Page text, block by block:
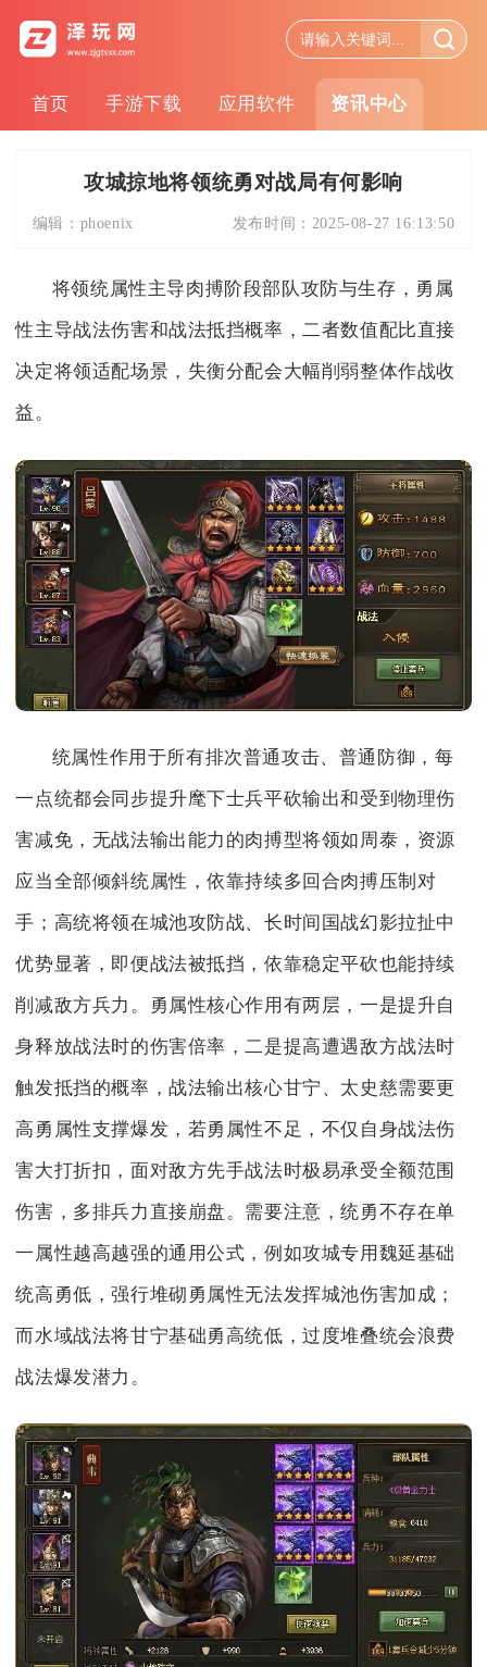
首页 手游下载 应用软件 资讯中心
攻城掠地将领统勇对战局有何影响
编辑： phoenix 发布时间： 2025-08-27 16:13:50
将领统属性主导肉搏阶段部队攻防与生存，勇属
性主导战法伤害和战法抵挡概率，二者数值配比直接
决定将领适配场景，失衡分配会大幅削弱整体作战收
益。
统属性作用于所有排次普通攻击、普通防御，每
一点统都会同步提升麾下士兵平砍输出和受到物理伤
害减免，无战法输出能力的肉搏型将领如周泰，资源
应当全部倾斜统属性，依靠持续多回合肉搏压制对
手；高统将领在城池攻防战、长时间国战幻影拉扯中
优势显著，即便战法被抵挡，依靠稳定平砍也能持续
削减敌方兵力。勇属性核心作用有两层，一是提升自
身释放战法时的伤害倍率，二是提高遭遇敌方战法时
触发抵挡的概率，战法输出核心甘宁、太史慈需要更
高勇属性支撑爆发，若勇属性不足，不仅自身战法伤
害大打折扣，面对敌方先手战法时极易承受全额范围
伤害，多排兵力直接崩盘。需要注意，统勇不存在单
一属性越高越强的通用公式，例如攻城专用魏延基础
统高勇低，强行堆砌勇属性无法发挥城池伤害加成；
而水域战法将甘宁基础勇高统低，过度堆叠统会浪费
战法爆发潜力。